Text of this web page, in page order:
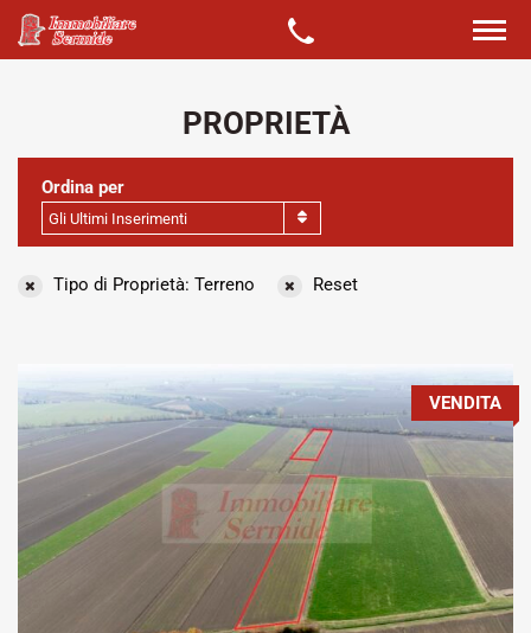
PROPRIETÀ
Ordina per
Gli Ultimi Inserimenti
Tipo di Proprietà: Terreno Reset
VENDITA